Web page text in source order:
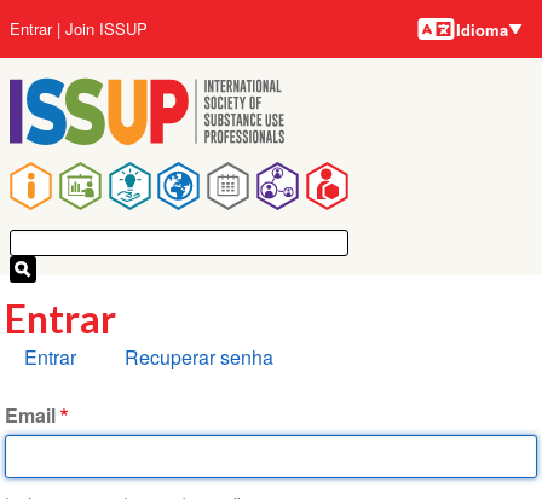
para
o
conteúdo
principal
Navegação
principal
Menu
da
conta
do
usuário
Entrar Join ISSUP Idiomas
Idioma
Entrar
Abas
Entrar Recuperar senha
Email